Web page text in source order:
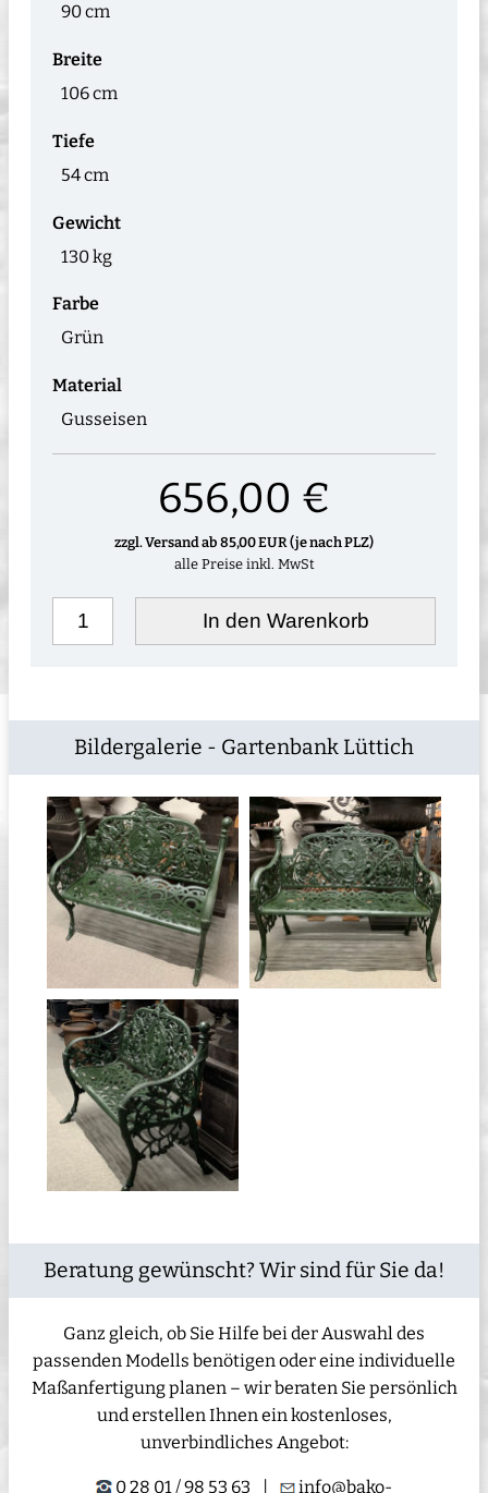
90 cm
Breite
106 cm
Tiefe
54 cm
Gewicht
130 kg
Farbe
Grün
Material
Gusseisen
656,00 €
zzgl. Versand ab 85,00 EUR (je nach PLZ)
alle Preise inkl. MwSt
In den Warenkorb
Bildergalerie - Gartenbank Lüttich
Beratung gewünscht? Wir sind für Sie da!
Ganz gleich, ob Sie Hilfe bei der Auswahl des
passenden Modells benötigen oder eine individuelle
Maßanfertigung planen – wir beraten Sie persönlich
und erstellen Ihnen ein kostenloses,
unverbindliches Angebot:
0 28 01 / 98 53 63 | info@bako-